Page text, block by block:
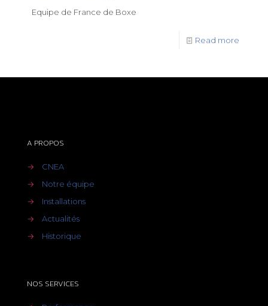
Equipe de France de Boxe
Read more
A PROPOS
→
CNEA
→
Notre équipe
→
Installations
→
Actualités
→
Historique
NOS SERVICES